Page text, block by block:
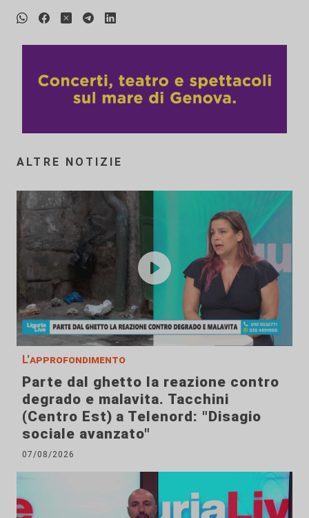
ALTRE NOTIZIE
L'approfondimento
Parte dal ghetto la reazione contro
degrado e malavita. Tacchini
(Centro Est) a Telenord: "Disagio
sociale avanzato"
07/08/2026